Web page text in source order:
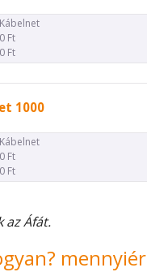
Kábelnet
0 Ft
0 Ft
1000
Kábelnet
0 Ft
0 Ft
az Áfát.